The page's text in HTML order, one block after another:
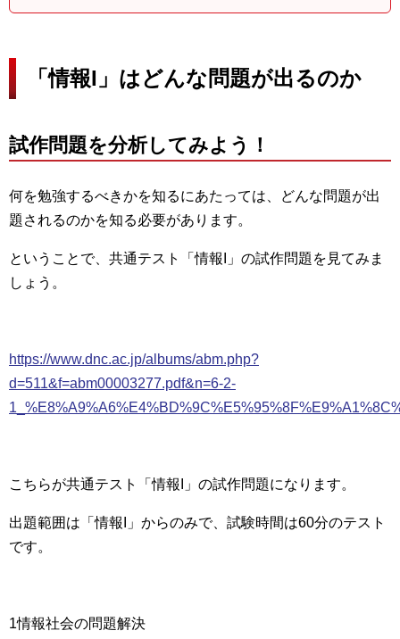
「情報I」はどんな問題が出るのか
試作問題を分析してみよう！
何を勉強するべきかを知るにあたっては、どんな問題が出
題されるのかを知る必要があります。
ということで、共通テスト「情報I」の試作問題を見てみま
しょう。
https://www.dnc.ac.jp/albums/abm.php?
d=511&f=abm00003277.pdf&n=6-2-
こちらが共通テスト「情報I」の試作問題になります。
出題範囲は「情報I」からのみで、試験時間は60分のテスト
です。
1情報社会の問題解決